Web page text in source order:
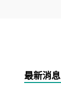
最新消息